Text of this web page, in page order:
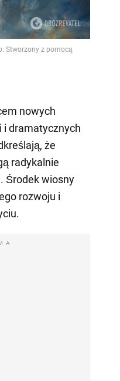
Stworzony z pomocą
nowych
i dramatycznych
że
radykalnie
Środek wiosny
rozwoju i